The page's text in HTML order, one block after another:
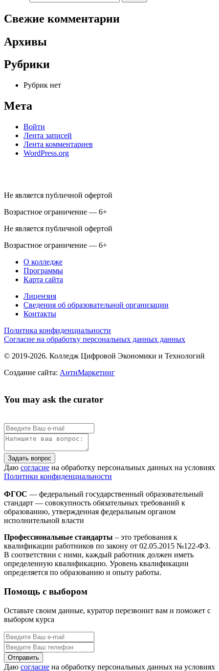
Свежие комментарии
Архивы
Рубрики
Рубрик нет
Мета
Войти
Лента записей
Лента комментариев
WordPress.org
Не является публичной офертой
Возрастное ограничение — 6+
Не является публичной офертой
Возрастное ограничение — 6+
О колледже
Программы
Карта сайта
Лицензия
Сведения об образовательной организации
Контакты
Политика конфиденциальности
Согласие на обработку персональных данных данных
© 2019-2026. Колледж Цифровой Экономики и Технологий
Создание сайта: АнтиМаркетинг
You may ask the curator
Задать вопрос
Даю согласие на обработку персональных данных на условиях
Политики конфиденциальности
ФГОС — федеральный государственный образовательный
стандарт — совокупность обязательных требований к
образованию, утвержденная федеральным органом
исполнительной власти
Профессиональные стандарты – это требования к
квалификации работников по закону от 02.05.2015 №122-ФЗ.
В соответствии с ними, каждый работник должен иметь
определенную квалификацию. Уровень квалификации
определяется по образованию и опыту работы.
Помощь с выбором
Оставьте своим данные, куратор перезвонит вам и поможет с
выбором курса
Даю согласие на обработку персональных данных на условиях